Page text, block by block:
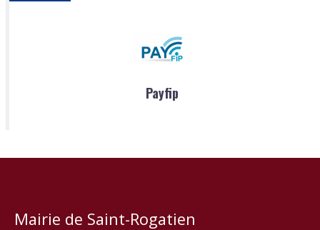
Payfip
Mairie de Saint-Rogatien